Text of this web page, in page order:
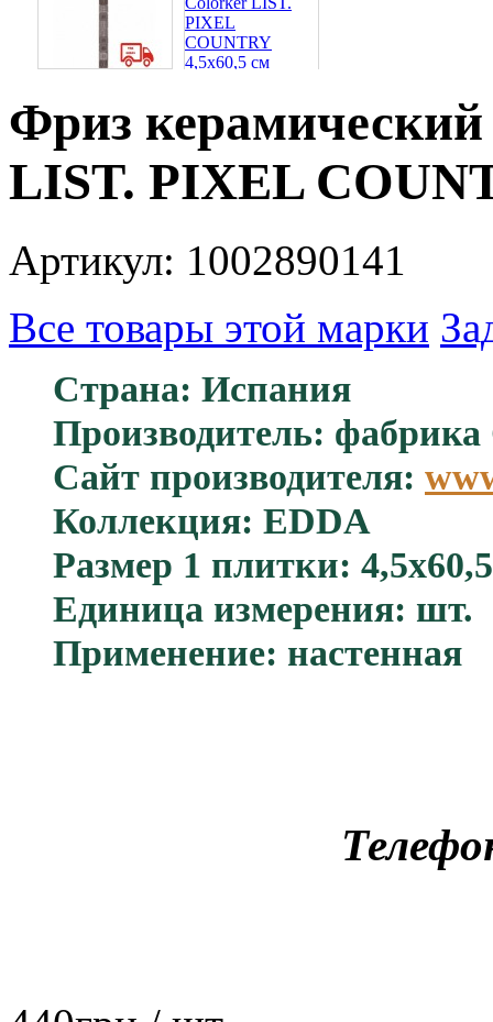
Фриз
LIST. PIXEL
Артикул: 1002890141
Все товары этой марки
Страна: Испания
Производитель:
Сайт производителя:
Коллекция: EDDA
Размер 1 плитки:
Единица измерения: шт.
Применение: настенная